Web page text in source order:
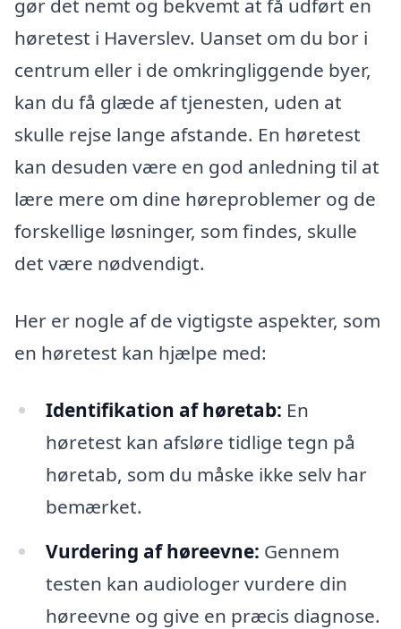
gør det nemt og bekvemt at få udført en
høretest i Haverslev. Uanset om du bor i
centrum eller i de omkringliggende byer,
kan du få glæde af tjenesten, uden at
skulle rejse lange afstande. En høretest
kan desuden være en god anledning til at
lære mere om dine høreproblemer og de
forskellige løsninger, som findes, skulle
det være nødvendigt.
Her er nogle af de vigtigste aspekter, som
en høretest kan hjælpe med:
Identifikation af høretab: En
høretest kan afsløre tidlige tegn på
høretab, som du måske ikke selv har
bemærket.
Vurdering af høreevne: Gennem
testen kan audiologer vurdere din
høreevne og give en præcis diagnose.